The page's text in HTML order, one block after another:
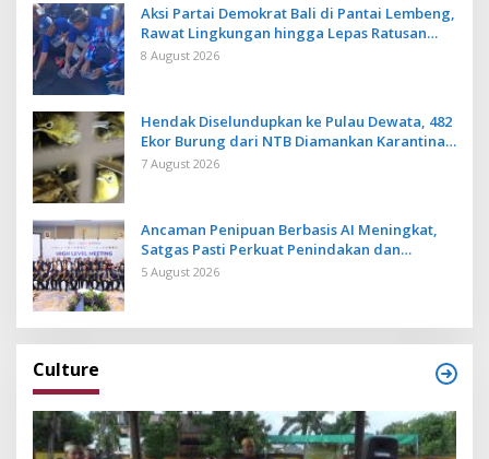
Aksi Partai Demokrat Bali di Pantai Lembeng,
Rawat Lingkungan hingga Lepas Ratusan
Tukik Bedawang Nala
8 August 2026
Hendak Diselundupkan ke Pulau Dewata, 482
Ekor Burung dari NTB Diamankan Karantina
Bali
7 August 2026
Ancaman Penipuan Berbasis AI Meningkat,
Satgas Pasti Perkuat Penindakan dan
Pengembangan Aplikasi Anti Penipuan
5 August 2026
Culture